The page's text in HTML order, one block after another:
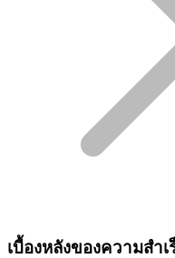
เบื้องหลังของความสำ